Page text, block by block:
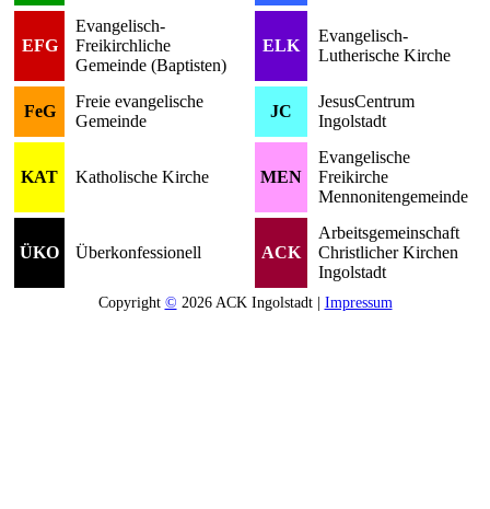
EFG
Evangelisch-
Freikirchliche
Gemeinde (Baptisten)
ELK
Evangelisch-
Lutherische Kirche
FeG
Freie evangelische
Gemeinde
JC
JesusCentrum
Ingolstadt
KAT Katholische Kirche MEN
Evangelische
Freikirche
Mennonitengemeinde
ÜKO Überkonfessionell ACK
Arbeitsgemeinschaft
Christlicher Kirchen
Ingolstadt
Copyright © 2026 ACK Ingolstadt | Impressum